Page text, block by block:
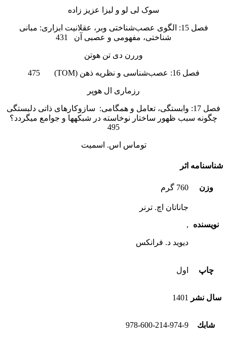
سوک لی لو و لیزا عزیز زاده
فصل 15: الگوی عصب‌شناختی وبر، عقلانیت ابزاری: مبانی
شناختی، مفهومی و عصبی آن 431
وررن دی تن هوتن
فصل 16: عصب‌شناسی و نظریه ذهن (TOM) 475
رزماری ال هوپر
فصل 17: وابستگی، تعامل و همگامی: سازوکار‌های ذاتی دلبستگی
چگونه سبب ظهور ساختار نوخاسته در شبکهها و جوامع میگردد؟
495
توماس اس. اسمیت
شناسنامه اثر
وزن 760 گرم
نویسنده
جاناتان اچ. ترنر
,
ديويد د. فرانكس
چاپ اول
سال نشر 1401
شابك 978-600-214-974-9